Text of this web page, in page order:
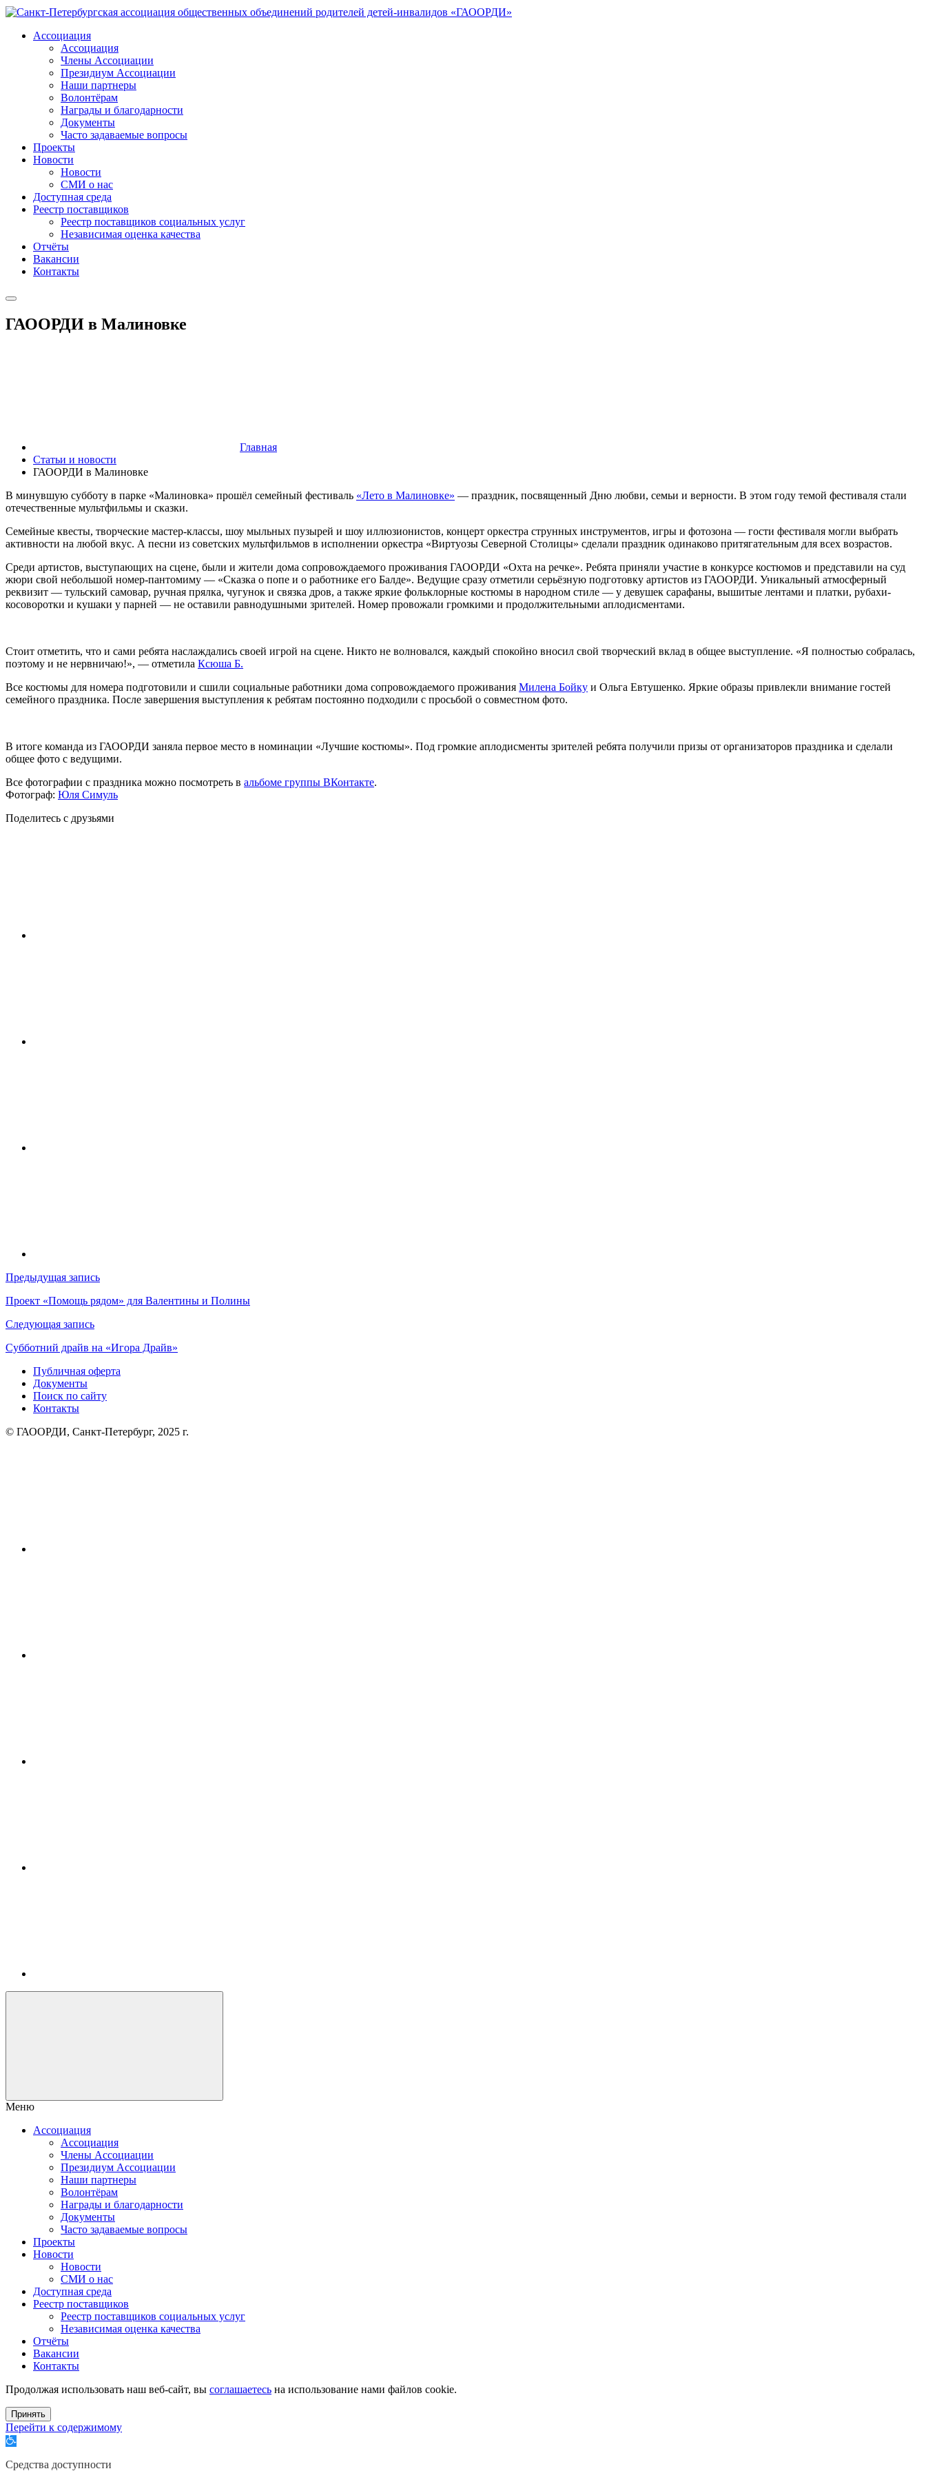
Ассоциация
Ассоциация
Члены Ассоциации
Президиум Ассоциации
Наши партнеры
Волонтёрам
Награды и благодарности
Документы
Часто задаваемые вопросы
Проекты
Новости
Новости
СМИ о нас
Доступная среда
Реестр поставщиков
Реестр поставщиков социальных услуг
Независимая оценка качества
Отчёты
Вакансии
Контакты
ГАООРДИ в Малиновке
Главная
Статьи и новости
ГАООРДИ в Малиновке
В минувшую субботу в парке «Малиновка» прошёл семейный фестиваль «Лето в Малиновке» — праздник, посвященный Дню любви, семьи и верности. В этом году темой фестиваля стали
отечественные мультфильмы и сказки.
Семейные квесты, творческие мастер-классы, шоу мыльных пузырей и шоу иллюзионистов, концерт оркестра струнных инструментов, игры и фотозона — гости фестиваля могли выбрать
активности на любой вкус. А песни из советских мультфильмов в исполнении оркестра «Виртуозы Северной Столицы» сделали праздник одинаково притягательным для всех возрастов.
Среди артистов, выступающих на сцене, были и жители дома сопровождаемого проживания ГАООРДИ «Охта на речке». Ребята приняли участие в конкурсе костюмов и представили на суд
жюри свой небольшой номер-пантомиму — «Сказка о попе и о работнике его Балде». Ведущие сразу отметили серьёзную подготовку артистов из ГАООРДИ. Уникальный атмосферный
реквизит — тульский самовар, ручная прялка, чугунок и связка дров, а также яркие фольклорные костюмы в народном стиле — у девушек сарафаны, вышитые лентами и платки, рубахи-
косоворотки и кушаки у парней — не оставили равнодушными зрителей. Номер провожали громкими и продолжительными аплодисментами.
Стоит отметить, что и сами ребята наслаждались своей игрой на сцене. Никто не волновался, каждый спокойно вносил свой творческий вклад в общее выступление. «Я полностью собралась,
поэтому и не нервничаю!», — отметила Ксюша Б.
Все костюмы для номера подготовили и сшили социальные работники дома сопровождаемого проживания Милена Бойку и Ольга Евтушенко. Яркие образы привлекли внимание гостей
семейного праздника. После завершения выступления к ребятам постоянно подходили с просьбой о совместном фото.
В итоге команда из ГАООРДИ заняла первое место в номинации «Лучшие костюмы». Под громкие аплодисменты зрителей ребята получили призы от организаторов праздника и сделали
общее фото с ведущими.
Все фотографии с праздника можно посмотреть в альбоме группы ВКонтакте.
Фотограф: Юля Симуль
Поделитесь с друзьями
Навигация
по
записям
Предыдущая запись
Проект «Помощь рядом» для Валентины и Полины
Следующая запись
Субботний драйв на «Игора Драйв»
Публичная оферта
Документы
Поиск по сайту
Контакты
© ГАООРДИ, Санкт-Петербург, 2025 г.
Меню
Ассоциация
Ассоциация
Члены Ассоциации
Президиум Ассоциации
Наши партнеры
Волонтёрам
Награды и благодарности
Документы
Часто задаваемые вопросы
Проекты
Новости
Новости
СМИ о нас
Доступная среда
Реестр поставщиков
Реестр поставщиков социальных услуг
Независимая оценка качества
Отчёты
Вакансии
Контакты
Продолжая использовать наш веб-сайт, вы соглашаетесь на использование нами файлов cookie.
Принять
Перейти к содержимому
Открыть
инструментов
Средства доступности